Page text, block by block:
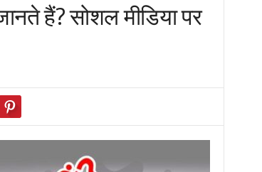
हैं? सोशल मीडिया पर